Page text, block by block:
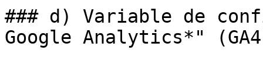
### d) Variable de
Google Analytics*"